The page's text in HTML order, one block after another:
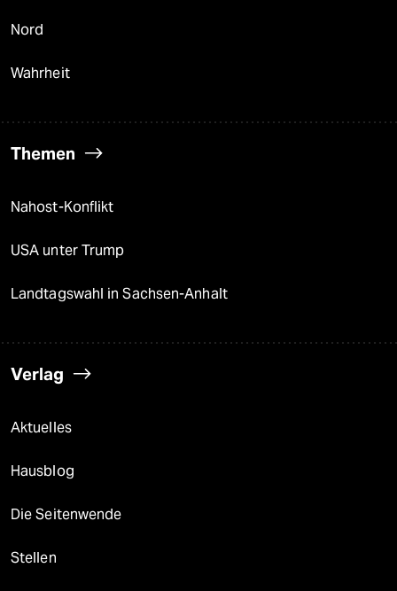
Nord
Wahrheit
Themen
Nahost-Konflikt
USA unter Trump
Landtagswahl in Sachsen-Anhalt
Verlag
Aktuelles
Hausblog
Die Seitenwende
Stellen